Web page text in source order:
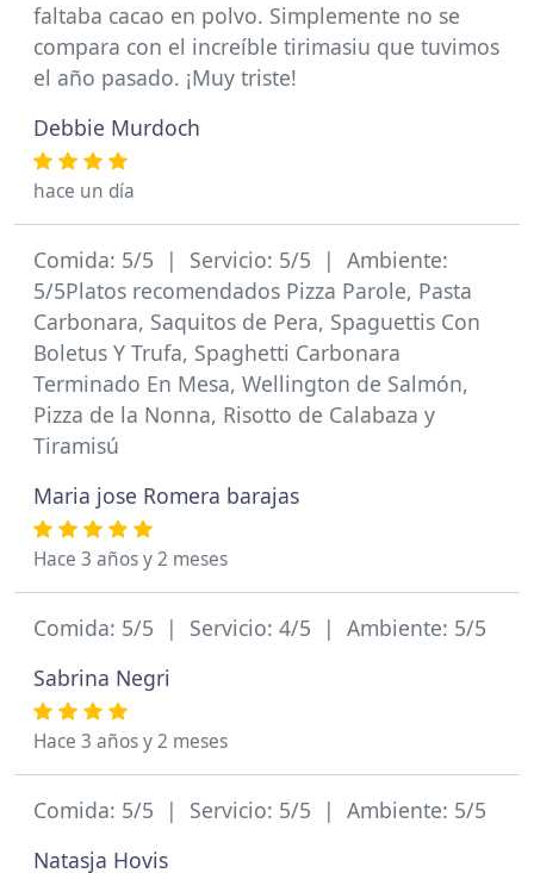
faltaba cacao en polvo. Simplemente no se
compara con el increíble tirimasiu que tuvimos
el año pasado. ¡Muy triste!
Debbie Murdoch
hace un día
Comida: 5/5 | Servicio: 5/5 | Ambiente:
5/5Platos recomendados Pizza Parole, Pasta
Carbonara, Saquitos de Pera, Spaguettis Con
Boletus Y Trufa, Spaghetti Carbonara
Terminado En Mesa, Wellington de Salmón,
Pizza de la Nonna, Risotto de Calabaza y
Tiramisú
Maria jose Romera barajas
Hace 3 años y 2 meses
Comida: 5/5 | Servicio: 4/5 | Ambiente: 5/5
Sabrina Negri
Hace 3 años y 2 meses
Comida: 5/5 | Servicio: 5/5 | Ambiente: 5/5
Natasja Hovis